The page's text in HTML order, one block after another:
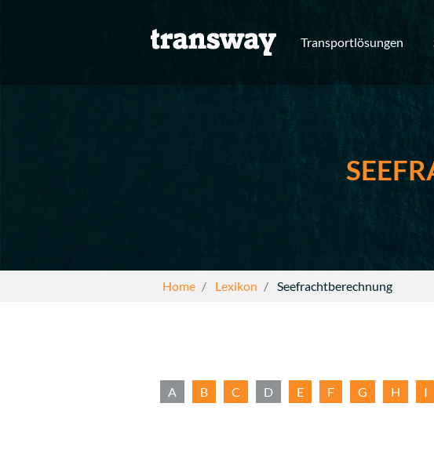
Transportlösungen
Home Lexikon Seefrachtberechnung
A B C D E F G H I